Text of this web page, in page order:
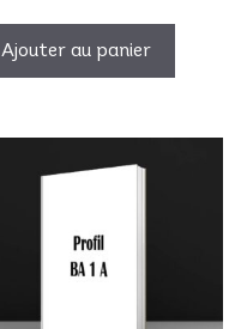
Ajouter au panier